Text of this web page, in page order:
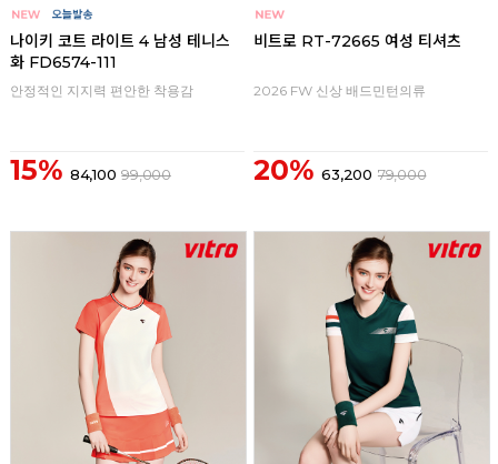
나이키 코트 라이트 4 남성 테니스
화 FD6574-111
안정적인 지지력 편안한 착용감
15% 84,100 99,000
비트로 RT-72665 여성 티셔츠
2026 FW 신상 배드민턴의류
20% 63,200 79,000